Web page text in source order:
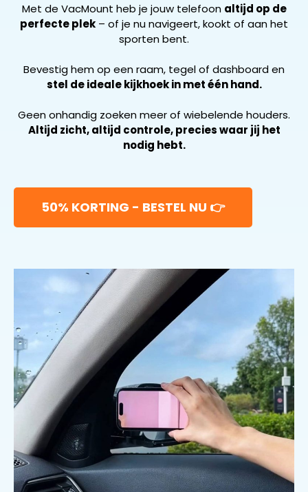
Met de VacMount heb je jouw telefoon altijd op de
perfecte plek – of je nu navigeert, kookt of aan het
sporten bent.
Bevestig hem op een raam, tegel of dashboard en
stel de ideale kijkhoek in met één hand.
Geen onhandig zoeken meer of wiebelende houders.
Altijd zicht, altijd controle, precies waar jij het
nodig hebt.
50% KORTING - BESTEL NU 👉